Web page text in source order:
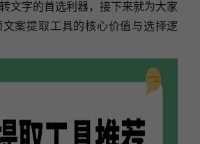
文字的首选利器，接下来就为大家
案提取工具的核心价值与选择逻